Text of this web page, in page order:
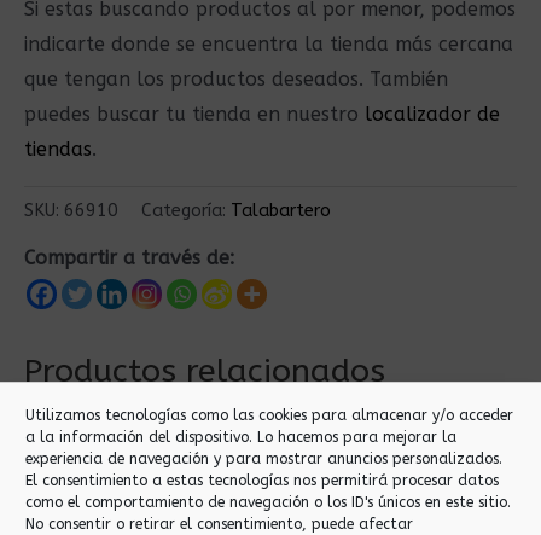
Utilizamos tecnologías como las cookies para almacenar y/o acceder
a la información del dispositivo. Lo hacemos para mejorar la
experiencia de navegación y para mostrar anuncios personalizados.
El consentimiento a estas tecnologías nos permitirá procesar datos
como el comportamiento de navegación o los ID's únicos en este sitio.
No consentir o retirar el consentimiento, puede afectar
Si estas buscando productos al por menor, podemos
indicarte donde se encuentra la tienda más cercana
que tengan los productos deseados. También
puedes buscar tu tienda en nuestro localizador de
tiendas.
SKU: 66910 Categoría: Talabartero
Compartir a través de:
Productos relacionados